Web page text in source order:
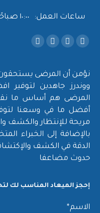
ساعات العمل: ١٠:٠٠ صباحًا - ١٠:٠٠ مساءً
Find us on:
Facebook
opens
in
new
window
X
opens
in
new
window
YouTube
opens
in
new
window
Instagram
opens
in
new
window
نؤمن أن المرضى
ووندرز جاهدين لتوفير
المرضى هم أساس ما
أفضل ما في وسعنا
مريحة للإنتظار والكشف
بالإضافة إلى الخبراء
الدقة في الكشف
حدوث مضاعفا
إحجز الميعاد المناسب لك
*الاسم